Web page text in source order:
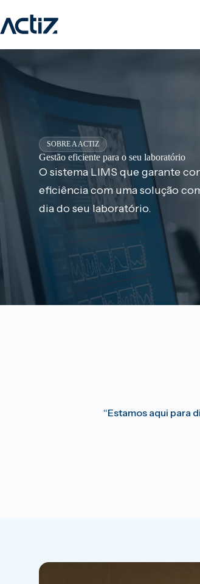
para
o
conteúdo
SOBRE A ACTIZ
Gestão eficiente para o seu laboratório
O sistema LIMS que garante
eficiência com uma solução
dia do seu laboratório.
“Estamos aqui para